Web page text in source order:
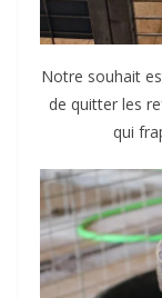
Notre souhait
de quitter les
qui